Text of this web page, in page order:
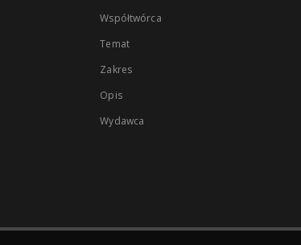
Współtwórca
Temat
Zakres
Opis
Wydawca